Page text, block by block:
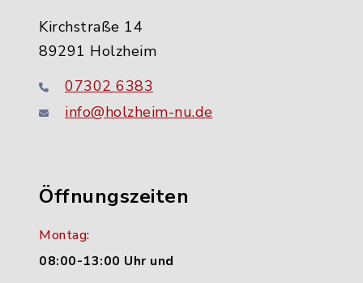
Kirchstraße 14
89291 Holzheim
07302 6383
info@holzheim-nu.de
Öffnungszeiten
Montag:
08:00-13:00 Uhr und